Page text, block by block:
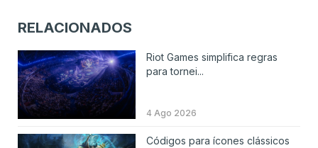
RELACIONADOS
Riot Games simplifica regras
para tornei...
4 Ago 2026
Códigos para ícones clássicos